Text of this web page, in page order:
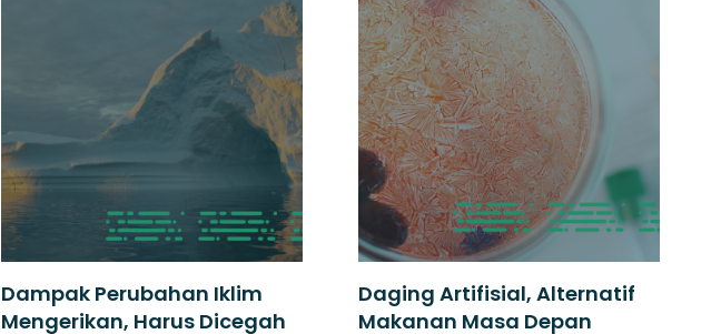
Dampak Perubahan Iklim
Mengerikan, Harus Dicegah
Daging Artifisial, Alternatif
Makanan Masa Depan